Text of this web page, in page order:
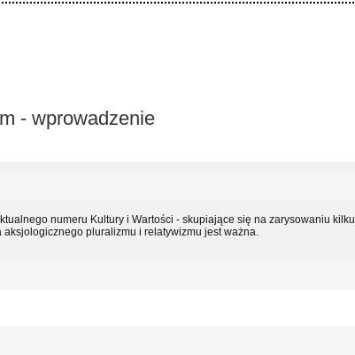
- wprowadzenie
numeru Kultury i Wartości - skupiające się na zarysowaniu kilku
pluralizmu i relatywizmu jest ważna.